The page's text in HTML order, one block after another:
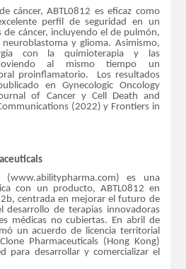
cáncer, ABTL0812 es eficaz como
perfil de seguridad en un
cáncer, incluyendo el de pulmón,
y glioma. Asimismo,
con la quimioterapia y las
al mismo tiempo un
proinflamatorio. Los resultados
en Gynecologic Oncology
of Cancer y Cell Death and
(2022) y Frontiers in
(www.abilitypharma.com) es una
con un producto, ABTL0812 en
2b, centrada en mejorar el futuro de
desarrollo de terapias innovadoras
médicas no cubiertas. En abril de
un acuerdo de licencia territorial
Pharmaceuticals (Hong Kong)
para desarrollar y comercializar el